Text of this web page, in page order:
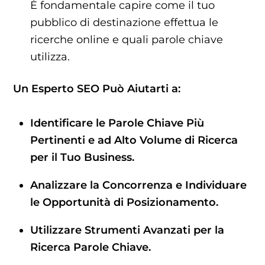
È fondamentale capire come il tuo
pubblico di destinazione effettua le
ricerche online e quali parole chiave
utilizza.
Un Esperto SEO Può Aiutarti a:
Identificare le Parole Chiave Più
Pertinenti e ad Alto Volume di Ricerca
per il Tuo Business.
Analizzare la Concorrenza e Individuare
le Opportunità di Posizionamento.
Utilizzare Strumenti Avanzati per la
Ricerca Parole Chiave.